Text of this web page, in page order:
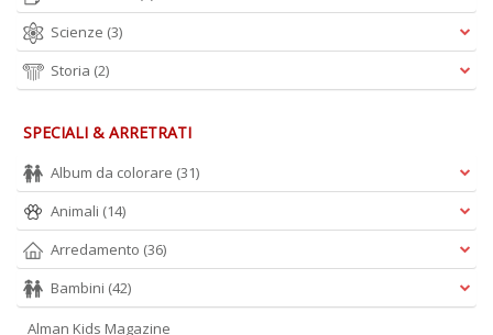
Scienze (3)
Storia (2)
SPECIALI & ARRETRATI
Album da colorare (31)
Animali (14)
Arredamento (36)
Bambini (42)
Alman Kids Magazine